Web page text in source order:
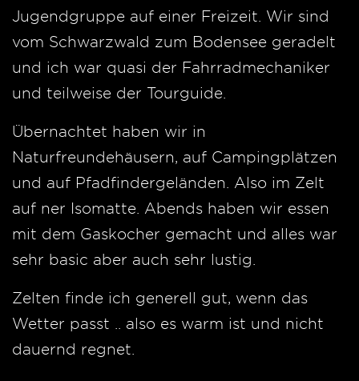
Jugendgruppe auf einer Freizeit. Wir sind
vom Schwarzwald zum Bodensee geradelt
und ich war quasi der Fahrradmechaniker
und teilweise der Tourguide.
Übernachtet haben wir in
Naturfreundehäusern, auf Campingplätzen
und auf Pfadfindergeländen. Also im Zelt
auf ner Isomatte. Abends haben wir essen
mit dem Gaskocher gemacht und alles war
sehr basic aber auch sehr lustig.
Zelten finde ich generell gut, wenn das
Wetter passt .. also es warm ist und nicht
dauernd regnet.